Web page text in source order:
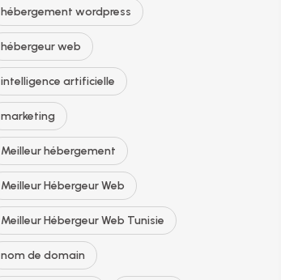
hébergement wordpress
hébergeur web
intelligence artificielle
marketing
Meilleur hébergement
Meilleur Hébergeur Web
Meilleur Hébergeur Web Tunisie
nom de domain